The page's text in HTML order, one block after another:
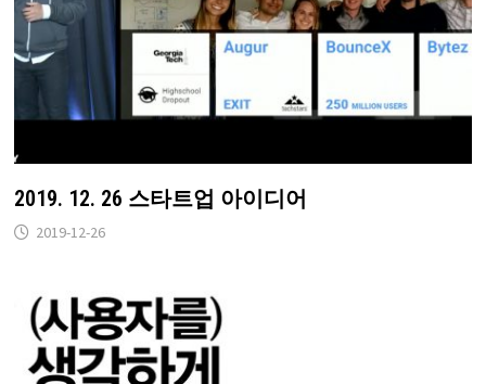
2019. 12. 26 스타트업 아이디어
2019-12-26